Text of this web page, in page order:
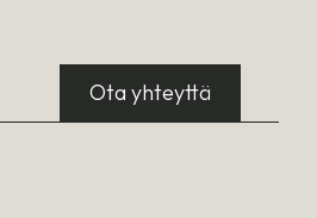
Ota yhteyttä